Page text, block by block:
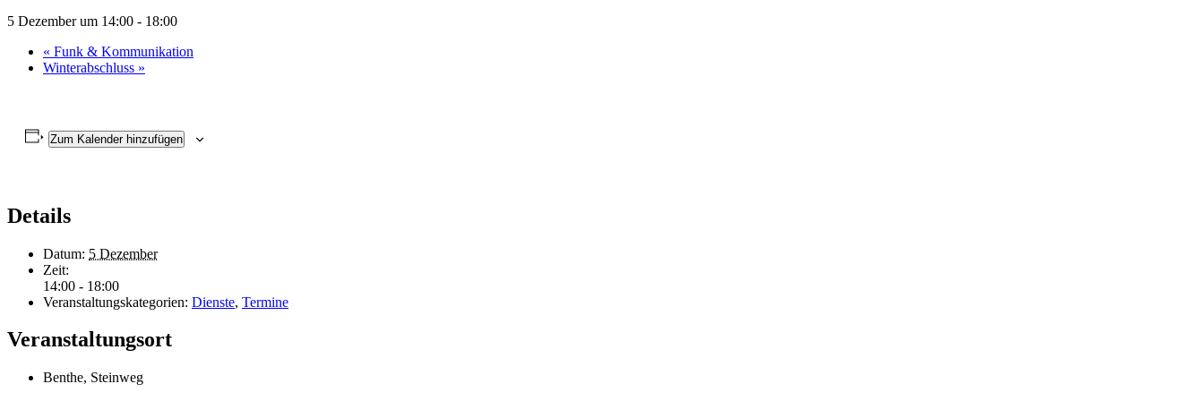
5 Dezember um 14:00 - 18:00
« Funk & Kommunikation
Winterabschluss »
Zum Kalender hinzufügen
Details
Datum: 5 Dezember
Zeit:
14:00 - 18:00
Veranstaltungskategorien: Dienste, Termine
Veranstaltungsort
Benthe, Steinweg